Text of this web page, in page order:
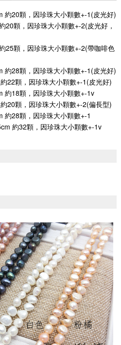
約20顆，因珍珠大小顆數+-1(皮光好)
20顆，因珍珠大小顆數+-2(皮光好，
25顆，因珍珠大小顆數+-2(帶咖啡色
約28顆，因珍珠大小顆數+-1(皮光好)
22顆，因珍珠大小顆數+-1(皮光好)
約18顆，因珍珠大小顆數+-1v
20顆，因珍珠大小顆數+-2(偏長型)
約28顆，因珍珠大小顆數+-1
約32顆，因珍珠大小顆數+-1v